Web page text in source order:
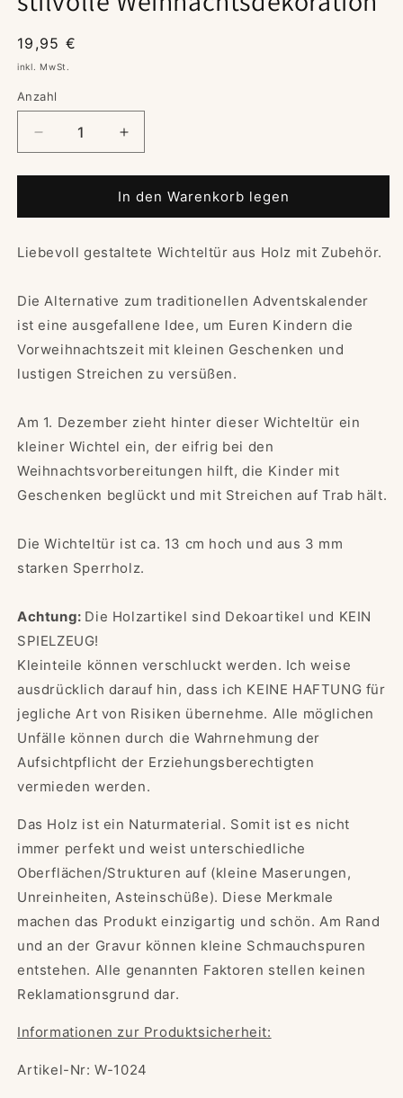
Normaler
Preis
19,95 €
inkl. MwSt.
Anzahl
Verringere
die
Menge
Wichteltür
Zubehör
Weihnachtsdekoration
Erhöhe
die
Menge
für
Wichteltür
Zubehör
Weihnachtsdekoration
In den Warenkorb legen
Liebevoll gestaltete Wichteltür aus Holz mit Zubehör.
Die Alternative zum traditionellen Adventskalender
ist eine ausgefallene Idee, um Euren Kindern die
Vorweihnachtszeit mit kleinen Geschenken und
lustigen Streichen zu versüßen.
Am 1. Dezember zieht hinter dieser Wichteltür ein
kleiner Wichtel ein, der eifrig bei den
Weihnachtsvorbereitungen hilft, die Kinder mit
Geschenken beglückt und mit Streichen auf Trab hält.
Die Wichteltür ist ca. 13 cm hoch und aus 3 mm
starken Sperrholz.
Achtung: Die Holzartikel sind Dekoartikel und KEIN
SPIELZEUG!
Kleinteile können verschluckt werden. Ich weise
ausdrücklich darauf hin, dass ich KEINE HAFTUNG für
jegliche Art von Risiken übernehme. Alle möglichen
Unfälle können durch die Wahrnehmung der
Aufsichtpflicht der Erziehungsberechtigten
vermieden werden.
Das Holz ist ein Naturmaterial. Somit ist es nicht
immer perfekt und weist unterschiedliche
Oberflächen/Strukturen auf (kleine Maserungen,
Unreinheiten, Asteinschüße). Diese Merkmale
machen das Produkt einzigartig und schön. Am Rand
und an der Gravur können kleine Schmauchspuren
entstehen. Alle genannten Faktoren stellen keinen
Reklamationsgrund dar.
Informationen zur Produktsicherheit:
Artikel-Nr: W-1024